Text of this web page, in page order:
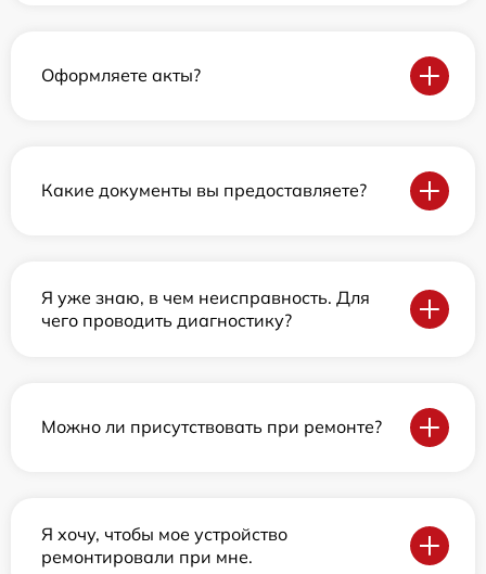
Оформляете акты?
Какие документы вы предоставляете?
Я уже знаю, в чем неисправность. Для
чего проводить диагностику?
Можно ли присутствовать при ремонте?
Я хочу, чтобы мое устройство
ремонтировали при мне.